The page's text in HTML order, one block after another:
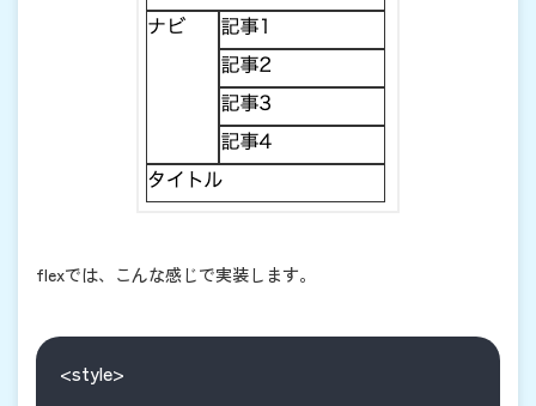
flexでは、こんな感じで実装します。
<style>